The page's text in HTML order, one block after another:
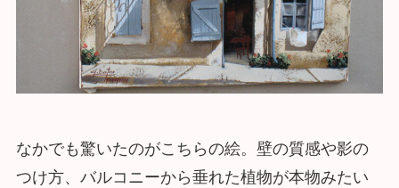
なかでも驚いたのがこちらの絵。壁の質感や影の
つけ方、バルコニーから垂れた植物が本物みたい